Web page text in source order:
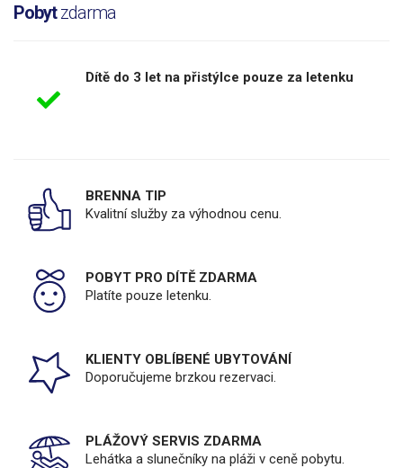
Pobytzdarma
Dítě do 3 let na přistýlce pouze za letenku
BRENNA TIP
Kvalitní služby za výhodnou cenu.
POBYT PRO DÍTĚ ZDARMA
Platíte pouze letenku.
KLIENTY OBLÍBENÉ UBYTOVÁNÍ
Doporučujeme brzkou rezervaci.
PLÁŽOVÝ SERVIS ZDARMA
Lehátka a slunečníky na pláži v ceně pobytu.